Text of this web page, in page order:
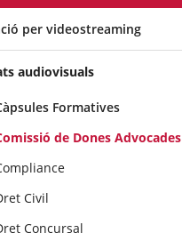
per videostreaming
audiovisuals
Formatives
de Dones Advocades
Civil
Concursal